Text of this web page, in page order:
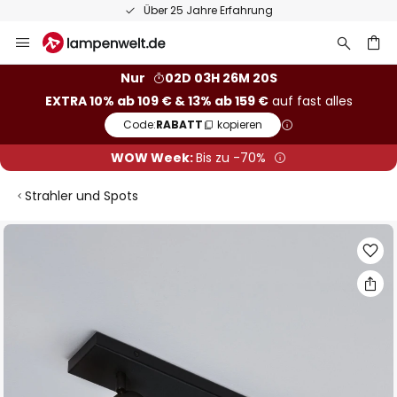
Über 25 Jahre Erfahrung
Inhalt
Nur
02D 03H 26M 20S
EXTRA 10% ab 109 € & 13% ab 159 €auf fast alles
Code:RABATT kopieren
WOW Week:Bis zu -70%
Strahler und Spots
Zum